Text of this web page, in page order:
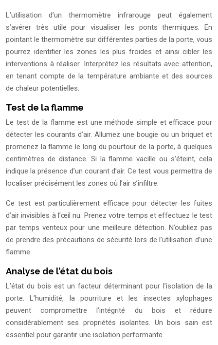
L’utilisation d’un thermomètre infrarouge peut également
s’avérer très utile pour visualiser les ponts thermiques. En
pointant le thermomètre sur différentes parties de la porte, vous
pourrez identifier les zones les plus froides et ainsi cibler les
interventions à réaliser. Interprétez les résultats avec attention,
en tenant compte de la température ambiante et des sources
de chaleur potentielles.
Test de la flamme
Le test de la flamme est une méthode simple et efficace pour
détecter les courants d’air. Allumez une bougie ou un briquet et
promenez la flamme le long du pourtour de la porte, à quelques
centimètres de distance. Si la flamme vacille ou s’éteint, cela
indique la présence d’un courant d’air. Ce test vous permettra de
localiser précisément les zones où l’air s’infiltre.
Ce test est particulièrement efficace pour détecter les fuites
d’air invisibles à l’œil nu. Prenez votre temps et effectuez le test
par temps venteux pour une meilleure détection. N’oubliez pas
de prendre des précautions de sécurité lors de l’utilisation d’une
flamme.
Analyse de l’état du bois
L’état du bois est un facteur déterminant pour l’isolation de la
porte. L’humidité, la pourriture et les insectes xylophages
peuvent compromettre l’intégrité du bois et réduire
considérablement ses propriétés isolantes. Un bois sain est
essentiel pour garantir une isolation performante.